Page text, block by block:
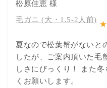
松原佳恵 様
毛ガニ (大・1.5-2人前)
夏なので松葉蟹がないと
したが、ご案内頂いた毛
しさにびっくり！ また冬
くお願いします。